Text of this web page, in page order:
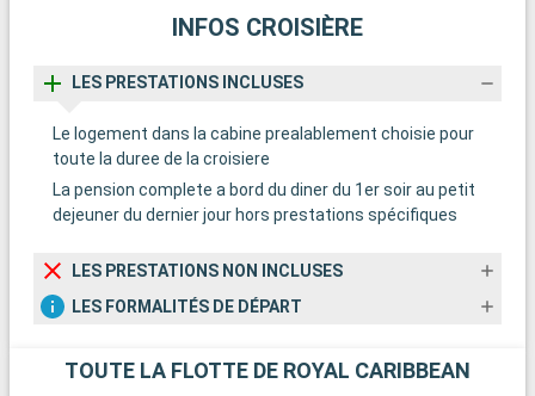
INFOS CROISIÈRE
LES PRESTATIONS INCLUSES
Le logement dans la cabine prealablement choisie pour
toute la duree de la croisiere
La pension complete a bord du diner du 1er soir au petit
dejeuner du dernier jour hors prestations spécifiques
LES PRESTATIONS NON INCLUSES
LES FORMALITÉS DE DÉPART
TOUTE LA FLOTTE DE ROYAL CARIBBEAN